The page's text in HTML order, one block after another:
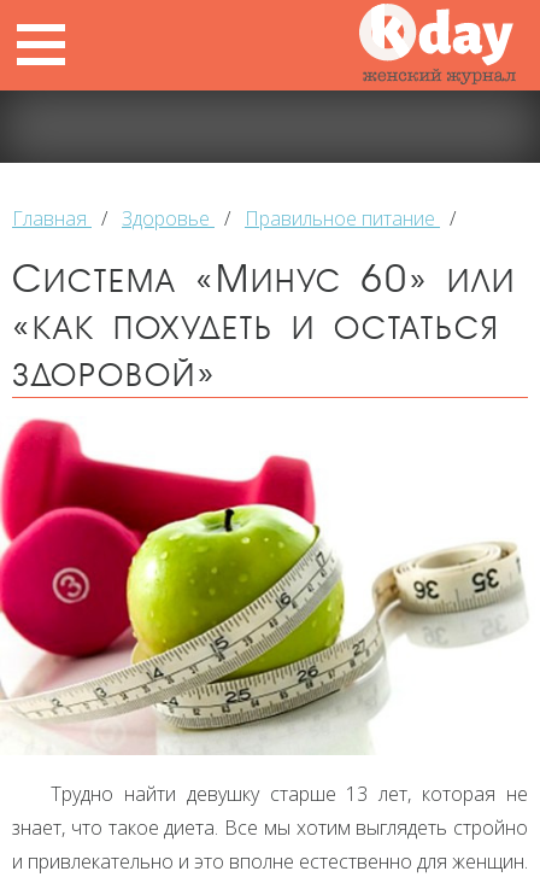
Главная / Здоровье / Правильное питание /
Система «Минус 60» или
«как похудеть и остаться
здоровой»
Трудно найти девушку старше 13 лет, которая не
знает, что такое диета. Все мы хотим выглядеть стройно
и привлекательно и это вполне естественно для женщин.